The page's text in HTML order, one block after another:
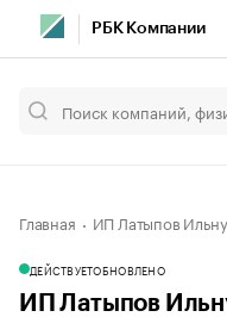
РБК Компании
Главная ИП Латыпов
ДЕЙСТВУЕТОБНОВЛЕНО
ИП Латыпов